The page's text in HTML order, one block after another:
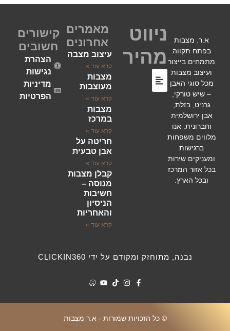
א.ר. מצבות
בפתח תקווה
מתמחים בייצור
ועיצוב מצבות
מכל סוגי האבן
– שיש טורקי,
גרניט, בזלת,
אבן ירושלמית
וחברונית. אנו
מלווים משפחות
ברגישות
ומעניקים שירות
בכל אזור המרכז
ובכל הארץ.
ניווט
מהיר
מאמרים
אחרונים
עיצוב מצבה
קרא עוד »
מצבות
מעוצבות
קרא עוד »
מצבות
במרכז
קרא עוד »
חריטה על
אבן טבעית
קרא עוד »
קבלן מצבות
מנוסה –
חשיבות
הניסיון
והאחריות
קרא עוד »
קישורים
חשובים
הצהרת
נגישות
מדיניות
הפרטיות
נבנה, מתוחזק ומקודם על ידי CLICKIN360
© כל הזכויות שמורות - א.ר מצבות